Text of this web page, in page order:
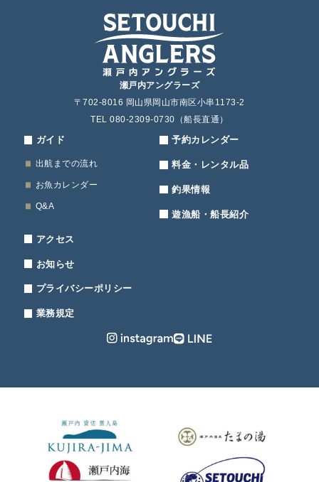
瀬戸内アングラーズ
〒702-8016 岡山県岡山市南区小串1173-2
TEL 080-2309-0730（船長直通）
ガイド
出航までの流れ
お魚カレンダー
Q&A
予約カレンダー
料金・レンタル品
釣果情報
遊漁船・船長紹介
アクセス
お知らせ
プライバシーポリシー
業務規定